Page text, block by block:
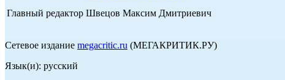
Главный редактор Швецов Максим Дмитриевич
Сетевое издание megacritic.ru (МЕГАКРИТИК.РУ)
Язык(и): русский